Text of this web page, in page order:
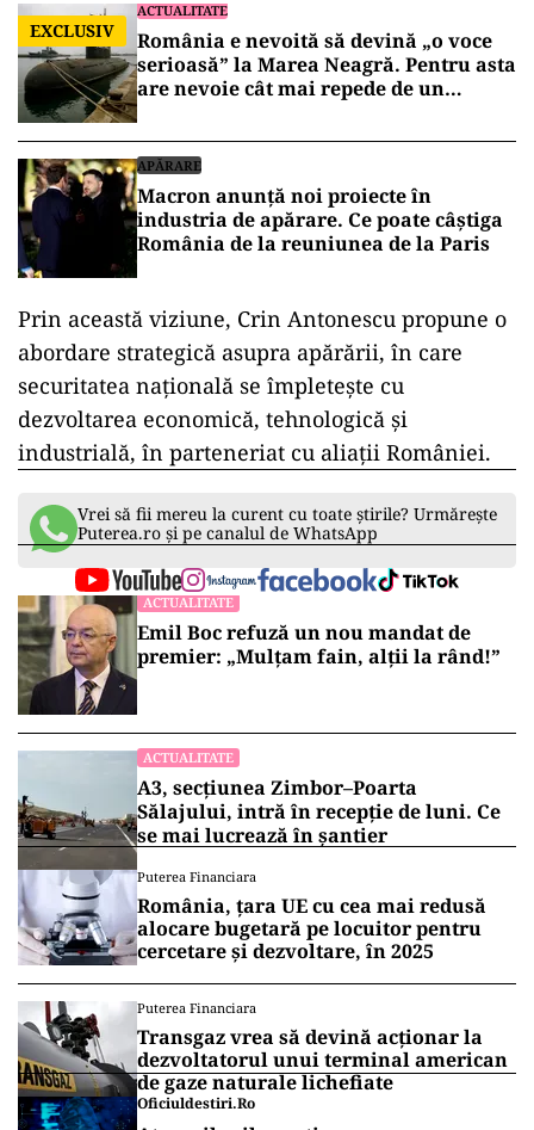
EXCLUSIV
ACTUALITATE
România e nevoită să devină „o voce
serioasă” la Marea Neagră. Pentru asta
are nevoie cât mai repede de un
APĂRARE
Macron anunță noi proiecte în
industria de apărare. Ce poate câștiga
România de la reuniunea de la Paris
Prin această viziune, Crin Antonescu propune o
abordare strategică asupra apărării, în care
securitatea națională se împletește cu
dezvoltarea economică, tehnologică și
industrială, în parteneriat cu aliații României.
Vrei să fii mereu la curent cu toate știrile? Urmărește
Puterea.ro și pe canalul de WhatsApp
ACTUALITATE
Emil Boc refuză un nou mandat de
premier: „Mulțam fain, alții la rând!”
ACTUALITATE
A3, secțiunea Zimbor–Poarta
Sălajului, intră în recepție de luni. Ce
se mai lucrează în șantier
Puterea Financiara
România, țara UE cu cea mai redusă
alocare bugetară pe locuitor pentru
cercetare și dezvoltare, în 2025
Puterea Financiara
Transgaz vrea să devină acționar la
dezvoltatorul unui terminal american
de gaze naturale lichefiate
Oficiuldestiri.ro